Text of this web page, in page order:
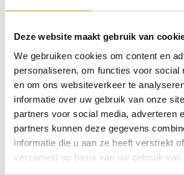
Deze website maakt gebruik van
We gebruiken cookies om content en
personaliseren, om functies voor social
en om ons websiteverkeer te
informatie over uw gebruik van onze
partners voor social media, adverteren
partners kunnen deze gegevens
informatie die u aan ze heeft verstrekt
verzameld op basis van uw gebruik
non-profit instellingen. De functie biedt
belangrijke bijdrage te leveren aan
financiële administratie.
Bekijk de actuele vacatures
Bent u benieuwd welke crediteuren
vacatures momenteel beschikbaar
vacaturepagina en ontdek welke